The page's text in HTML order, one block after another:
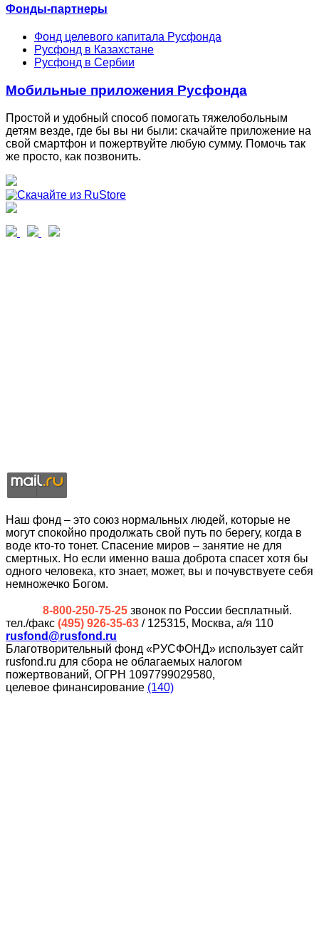
Фонды-партнеры
Фонд целевого капитала Русфонда
Русфонд в Казахстане
Русфонд в Сербии
Мобильные приложения Русфонда
Простой и удобный способ помогать тяжелобольным
детям везде, где бы вы ни были: скачайте приложение на
свой смартфон и пожертвуйте любую сумму. Помочь так
же просто, как позвонить.
Наш фонд – это союз нормальных людей, которые не
могут спокойно продолжать свой путь по берегу, когда в
воде кто-то тонет. Спасение миров – занятие не для
смертных. Но если именно ваша доброта спасет хотя бы
одного человека, кто знает, может, вы и почувствуете себя
немножечко Богом.
8-800-250-75-25 звонок по России бесплатный.
тел./факс (495) 926-35-63 / 125315, Москва, а/я 110
rusfond@rusfond.ru
Благотворительный фонд «РУСФОНД» использует сайт
rusfond.ru для сбора не облагаемых налогом
пожертвований, ОГРН 1097799029580,
целевое финансирование (140)